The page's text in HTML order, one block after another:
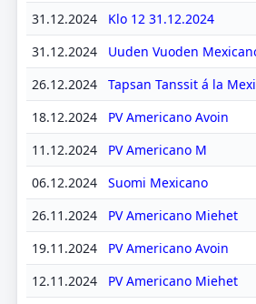
31.12.2024
Klo 12 31.12.2024
31.12.2024
Uuden Vuoden
26.12.2024
Tapsan Tanssit á la
18.12.2024
PV Americano Avoin
11.12.2024
PV Americano M
06.12.2024
Suomi Mexicano
26.11.2024
PV Americano Miehet
19.11.2024
PV Americano Avoin
12.11.2024
PV Americano Miehet